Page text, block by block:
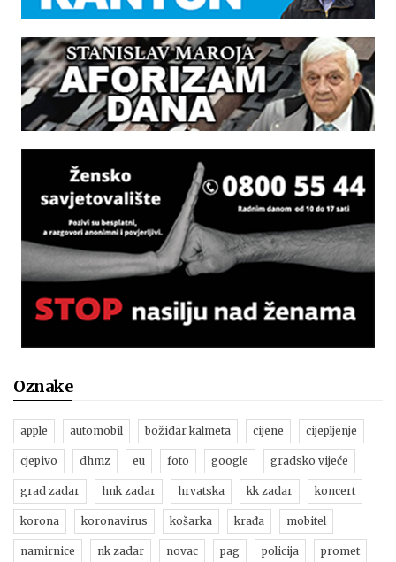
Oznake
apple automobil božidar kalmeta cijene cijepljenje
cjepivo dhmz eu foto google gradsko vijeće
grad zadar hnk zadar hrvatska kk zadar koncert
korona koronavirus košarka krađa mobitel
namirnice nk zadar novac pag policija promet